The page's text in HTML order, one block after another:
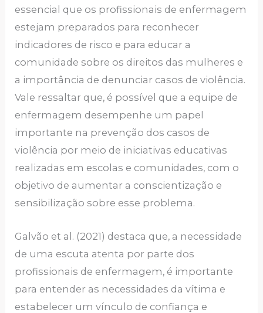
essencial que os profissionais de enfermagem
estejam preparados para reconhecer
indicadores de risco e para educar a
comunidade sobre os direitos das mulheres e
a importância de denunciar casos de violência.
Vale ressaltar que, é possível que a equipe de
enfermagem desempenhe um papel
importante na prevenção dos casos de
violência por meio de iniciativas educativas
realizadas em escolas e comunidades, com o
objetivo de aumentar a conscientização e
sensibilização sobre esse problema.
Galvão et al. (2021) destaca que, a necessidade
de uma escuta atenta por parte dos
profissionais de enfermagem, é importante
para entender as necessidades da vítima e
estabelecer um vínculo de confiança e